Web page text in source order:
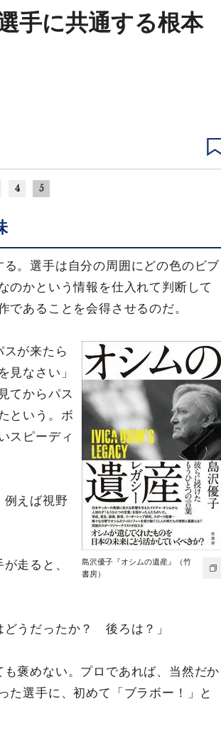
手に共通する根本
4 5
。選手は自分の周囲にどの色のビブ
のかという情報を仕入れて判断して
であることを会得させるのだ。
島沢優子『オシムの遺産』（竹
書房）
が来たら
見なさい」
てからパス
という。ボ
スピーディ
例えば視野
走ると、
どうだったか？ 後ろは？」
褒めない。プロであれば、当然だか
た選手に、初めて「ブラボー！」と